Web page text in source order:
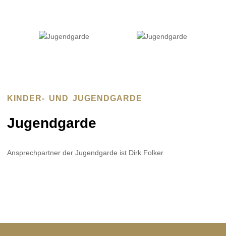
KINDER- UND JUGENDGARDE
Jugendgarde
Ansprechpartner der Jugendgarde ist Dirk Folker